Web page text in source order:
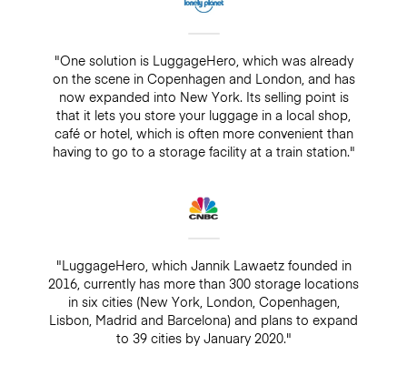
"One solution is LuggageHero, which was already
on the scene in Copenhagen and London, and has
now expanded into New York. Its selling point is
that it lets you store your luggage in a local shop,
café or hotel, which is often more convenient than
having to go to a storage facility at a train station."
"LuggageHero, which Jannik Lawaetz founded in
2016, currently has more than 300 storage locations
in six cities (New York, London, Copenhagen,
Lisbon, Madrid and Barcelona) and plans to expand
to 39 cities by January 2020."